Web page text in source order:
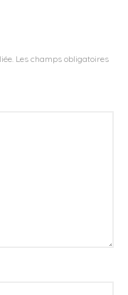
Les champs obligatoires